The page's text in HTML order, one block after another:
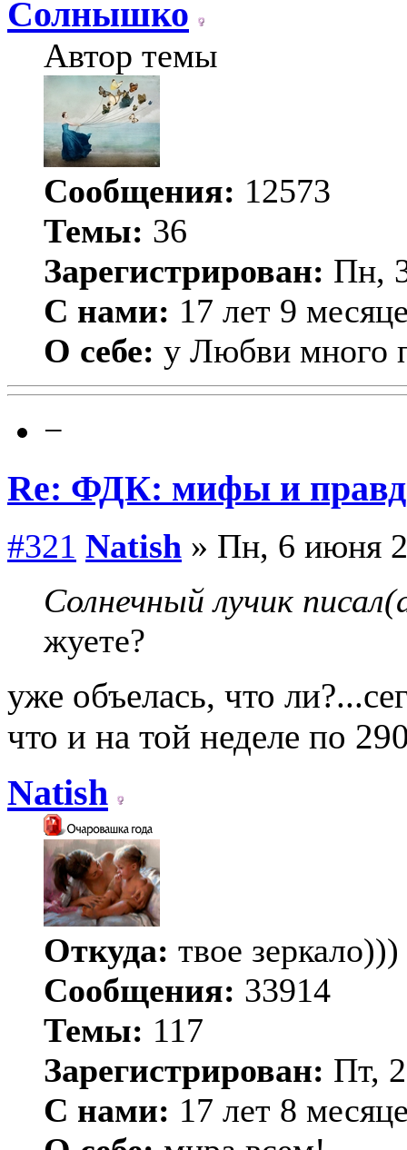
Солнышко
Автор темы
Сообщения: 12573
Темы: 36
Зарегистрирован: Пн,
С нами: 17 лет 9
О себе: у Любви много
−
Re: ФДК: мифы и
#321 Natish » Пн, 6 июня
Солнечный лучик
жуете?
уже объелась, что
что и на той неделе по
Natish
Откуда: твое зеркало)))
Сообщения: 33914
Темы: 117
Зарегистрирован: Пт,
С нами: 17 лет 8